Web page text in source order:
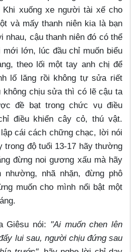
xuống xe người tài xế cho
và mấy thanh niên kia là bạn
nhau, cậu thanh niên đó có thể
mới lớn, lúc đầu chỉ muốn biểu
theo lối một tay anh chị để
lố lăng rồi không tự sửa riết
không chịu sửa thì có lẽ cậu ta
đề bạt trong chức vụ điều
điều khiển cây cỏ, thú vật.
cái cách chững chạc, lời nói
trong độ tuổi 13-17 hãy thường
đừng noi gương xấu mà hãy
nhường, nhã nhặn, đừng phô
muốn cho mình nổi bật một
Giêsu nói: "Ai muốn chen lên
lui sau, người chịu đứng sau